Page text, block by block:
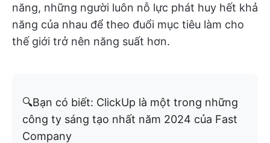
năng, những người luôn nỗ lực phát huy hết khả
năng của nhau để theo đuổi mục tiêu làm cho
thế giới trở nên năng suất hơn.
🔍Bạn có biết: ClickUp là một trong những
công ty sáng tạo nhất năm 2024 của Fast
Company